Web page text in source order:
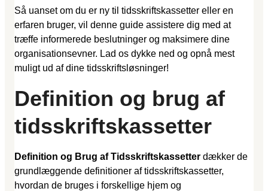
Så uanset om du er ny til tidsskriftskassetter eller en
erfaren bruger, vil denne guide assistere dig med at
træffe informerede beslutninger og maksimere dine
organisationsevner. Lad os dykke ned og opnå mest
muligt ud af dine tidsskriftsløsninger!
Definition og brug af
tidsskriftskassetter
Definition og Brug af Tidsskriftskassetter dækker de
grundlæggende definitioner af tidsskriftskassetter,
hvordan de bruges i forskellige hjem og